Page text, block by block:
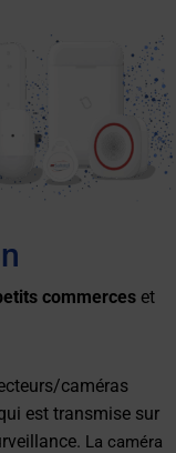
commerces et
caméras
est transmise sur
La caméra